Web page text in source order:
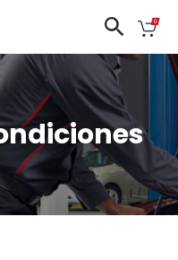
❯
1.8
TIIDA
URVAN
VERSA
N17X